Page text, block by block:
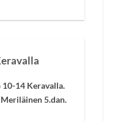
14 Keravalla.
5.dan.